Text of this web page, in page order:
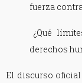
fuerza
¿Qué
derechos
El discurso